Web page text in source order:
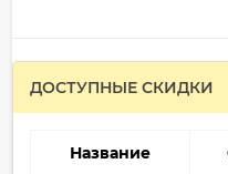
ДОСТУПНЫЕ СКИДКИ
Название